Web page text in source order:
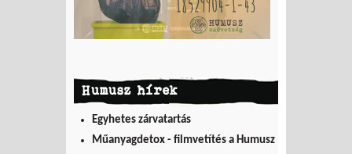
Humusz hírek
Egyhetes zárvatartás
Műanyagdetox - filmvetítés a Humusz